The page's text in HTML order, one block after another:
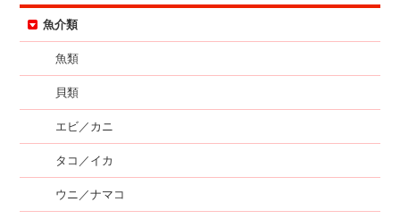
魚介類
魚類
貝類
エビ／カニ
タコ／イカ
ウニ／ナマコ